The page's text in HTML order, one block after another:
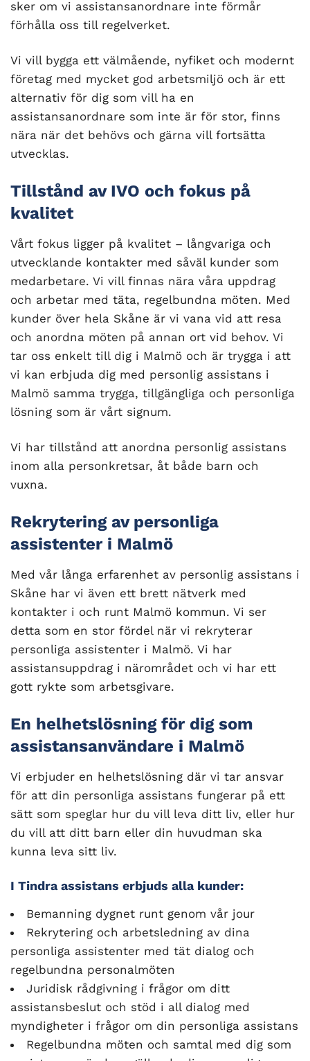
sker om vi assistansanordnare inte förmår
förhålla oss till regelverket.
Vi vill bygga ett välmående, nyfiket och modernt
företag med mycket god arbetsmiljö och är ett
alternativ för dig som vill ha en
assistansanordnare som inte är för stor, finns
nära när det behövs och gärna vill fortsätta
utvecklas.
Tillstånd av IVO och fokus på
kvalitet
Vårt fokus ligger på kvalitet – långvariga och
utvecklande kontakter med såväl kunder som
medarbetare. Vi vill finnas nära våra uppdrag
och arbetar med täta, regelbundna möten. Med
kunder över hela Skåne är vi vana vid att resa
och anordna möten på annan ort vid behov. Vi
tar oss enkelt till dig i Malmö och är trygga i att
vi kan erbjuda dig med personlig assistans i
Malmö samma trygga, tillgängliga och personliga
lösning som är vårt signum.
Vi har tillstånd att anordna personlig assistans
inom alla personkretsar, åt både barn och
vuxna.
Rekrytering av personliga
assistenter i Malmö
Med vår långa erfarenhet av personlig assistans i
Skåne har vi även ett brett nätverk med
kontakter i och runt Malmö kommun. Vi ser
detta som en stor fördel när vi rekryterar
personliga assistenter i Malmö. Vi har
assistansuppdrag i närområdet och vi har ett
gott rykte som arbetsgivare.
En helhetslösning för dig som
assistansanvändare i Malmö
Vi erbjuder en helhetslösning där vi tar ansvar
för att din personliga assistans fungerar på ett
sätt som speglar hur du vill leva ditt liv, eller hur
du vill att ditt barn eller din huvudman ska
kunna leva sitt liv.
I Tindra assistans erbjuds alla kunder:
Bemanning dygnet runt genom vår jour
Rekrytering och arbetsledning av dina
personliga assistenter med tät dialog och
regelbundna personalmöten
Juridisk rådgivning i frågor om ditt
assistansbeslut och stöd i all dialog med
myndigheter i frågor om din personliga assistans
Regelbundna möten och samtal med dig som